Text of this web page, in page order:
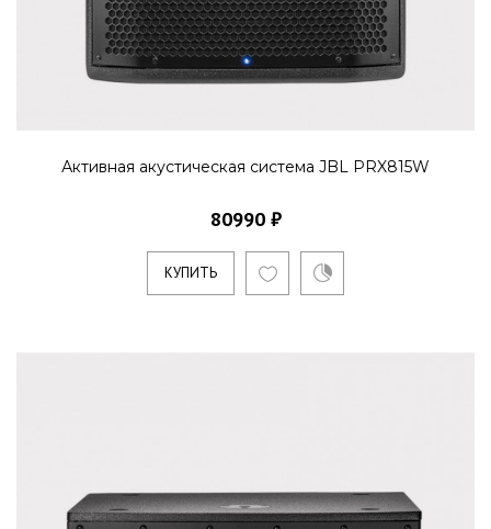
Активная акустическая система JBL PRX815W
80990 ₽
КУПИТЬ